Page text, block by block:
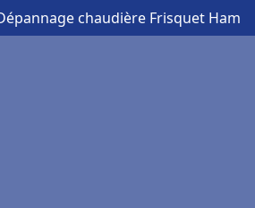
chaudière Frisquet Ham